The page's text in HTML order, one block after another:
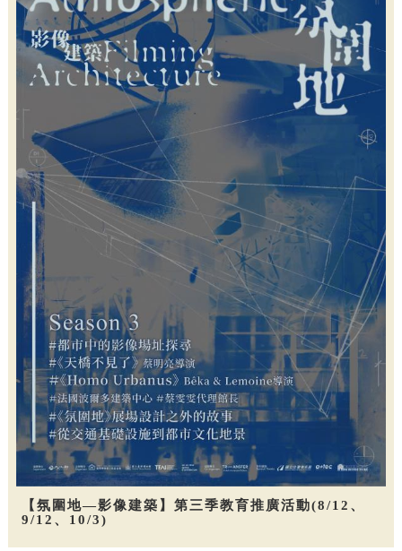
【氛圍地—影像建築】第三季教育推廣活動(8/12、
9/12、10/3)